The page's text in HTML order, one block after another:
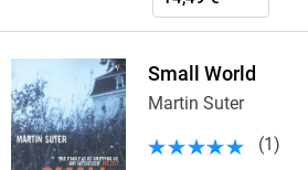
Small World
Martin Suter
(1 )